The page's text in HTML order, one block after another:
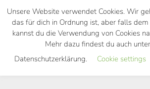
Skip
main
Unsere Website verwendet Cookies. Wir
das für dich in Ordnung ist, aber falls
kannst du die Verwendung von Cookies
Mehr dazu findest du auch
Datenschutzerklärung.
Cookie settings